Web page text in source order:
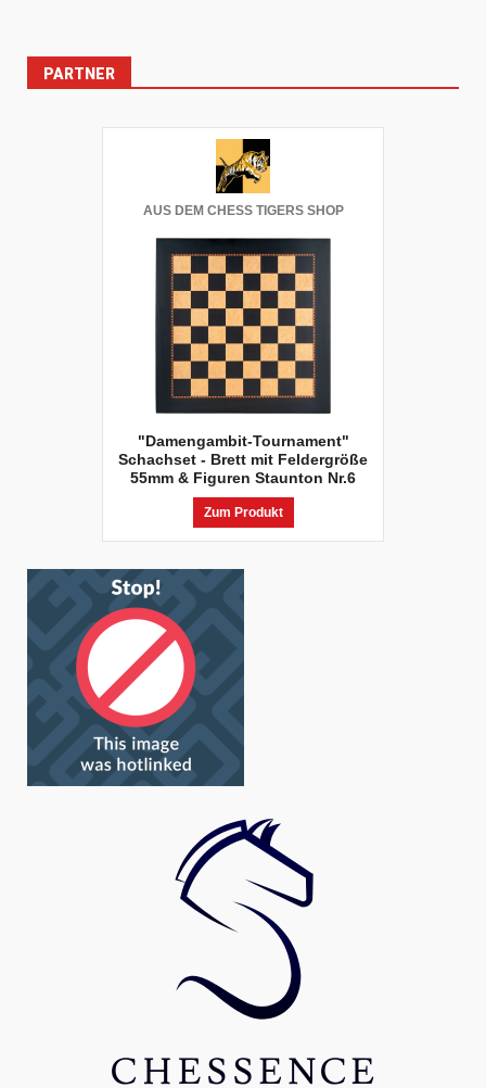
PARTNER
AUS DEM CHESS TIGERS SHOP
"Damengambit-Tournament"
Schachset - Brett mit Feldergröße
55mm & Figuren Staunton Nr.6
Zum Produkt